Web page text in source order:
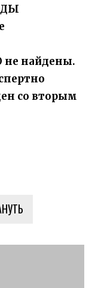
не найдены.
со вторым